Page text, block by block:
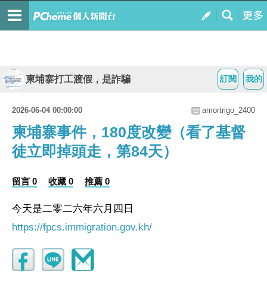
我的
訂閱
柬埔寨打工渡假，是詐騙
2026-06-04 00:00:00 amortrigo_2400
柬埔寨事件，180度改變（看了基督
徒立即掉頭走，第84天）
留言 0 收藏 0 推薦 0
今天是二零二六年六月四 日
https://fpcs.immigration.gov.kh/